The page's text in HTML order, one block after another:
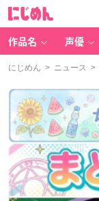
作品名 声優
にじめん > ニュース >